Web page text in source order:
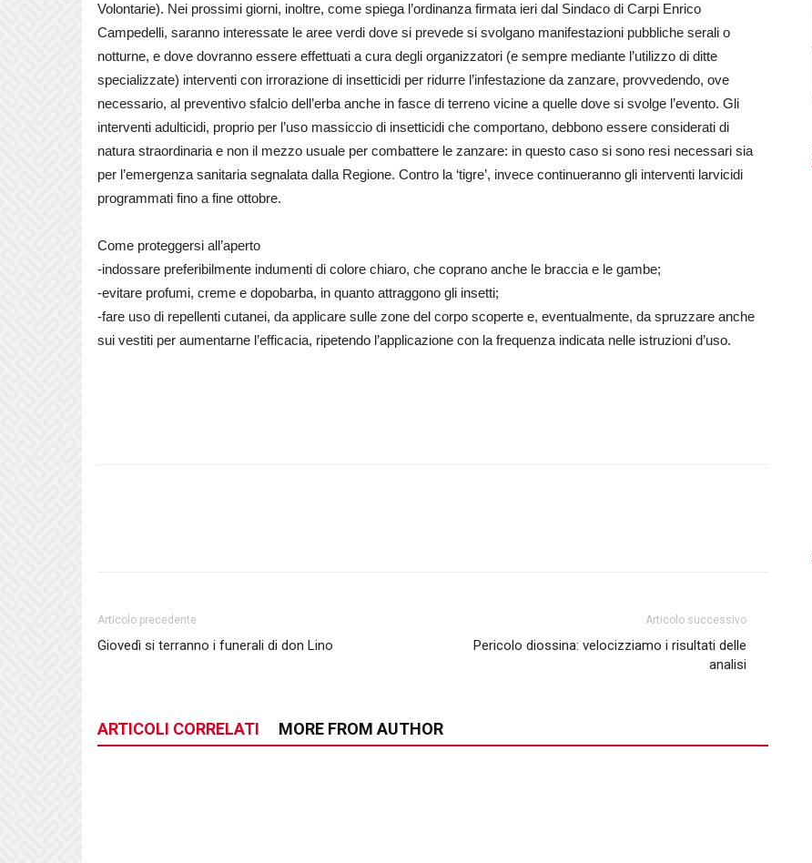
Volontarie). Nei prossimi giorni, inoltre, come spiega l’ordinanza firmata ieri dal Sindaco di Carpi Enrico
Campedelli, saranno interessate le aree verdi dove si prevede si svolgano manifestazioni pubbliche serali o
notturne, e dove dovranno essere effettuati a cura degli organizzatori (e sempre mediante l’utilizzo di ditte
specializzate) interventi con irrorazione di insetticidi per ridurre l’infestazione da zanzare, provvedendo, ove
necessario, al preventivo sfalcio dell’erba anche in fasce di terreno vicine a quelle dove si svolge l’evento. Gli
interventi adulticidi, proprio per l’uso massiccio di insetticidi che comportano, debbono essere considerati di
natura straordinaria e non il mezzo usuale per combattere le zanzare: in questo caso si sono resi necessari sia
per l’emergenza sanitaria segnalata dalla Regione. Contro la ‘tigre’, invece continueranno gli interventi larvicidi
programmati fino a fine ottobre.
Come proteggersi all’aperto
-indossare preferibilmente indumenti di colore chiaro, che coprano anche le braccia e le gambe;
-evitare profumi, creme e dopobarba, in quanto attraggono gli insetti;
-fare uso di repellenti cutanei, da applicare sulle zone del corpo scoperte e, eventualmente, da spruzzare anche
sui vestiti per aumentarne l’efficacia, ripetendo l’applicazione con la frequenza indicata nelle istruzioni d’uso.
Articolo precedente
Giovedì si terranno i funerali di don Lino
Articolo successivo
Pericolo diossina: velocizziamo i risultati delle
analisi
ARTICOLI CORRELATI MORE FROM AUTHOR